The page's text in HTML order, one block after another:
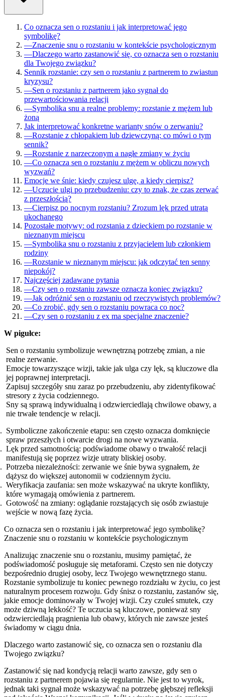
Co oznacza sen o rozstaniu i jak interpretować jego
symbolikę?
—Znaczenie snu o rozstaniu w kontekście psychologicznym
—Dlaczego warto zastanowić się, co oznacza sen o rozstaniu
dla Twojego związku?
Sennik rozstanie: czy sen o rozstaniu z partnerem to zwiastun
kryzysu?
—Sen o rozstaniu z partnerem jako sygnał do
przewartościowania relacji
—Symbolika snu a realne problemy: rozstanie z mężem lub
żoną
Jak interpretować konkretne warianty snów o zerwaniu?
—Rozstanie z chłopakiem lub dziewczyną: co mówi o tym
sennik?
—Rozstanie z narzeczonym a nagłe zmiany w życiu
—Co oznacza sen o rozstaniu z mężem w obliczu nowych
wyzwań?
Emocje we śnie: kiedy czujesz ulgę, a kiedy cierpisz?
—Uczucie ulgi po przebudzeniu: czy to znak, że czas zerwać
z przeszłością?
—Cierpisz po nocnym rozstaniu? Zrozum lęk przed utratą
ukochanego
Pozostałe motywy: od rozstania z dzieckiem po rozstanie w
nieznanym miejscu
—Symbolika snu o rozstaniu z przyjacielem lub członkiem
rodziny
—Rozstanie w nieznanym miejscu: jak odczytać ten senny
niepokój?
Najczęściej zadawane pytania
—Czy sen o rozstaniu zawsze oznacza koniec związku?
—Jak odróżnić sen o rozstaniu od rzeczywistych problemów?
—Co zrobić, gdy sen o rozstaniu powraca co noc?
—Czy sen o rozstaniu z ex ma specjalne znaczenie?
W pigułce:
Sen o rozstaniu symbolizuje wewnętrzną potrzebę zmian, a nie
realne zerwanie.
Emocje towarzyszące wizji, takie jak ulga czy lęk, są kluczowe dla
jej poprawnej interpretacji.
Zapisuj szczegóły snu zaraz po przebudzeniu, aby zidentyfikować
stresory z życia codziennego.
Sny są sprawą indywidualną i odzwierciedlają chwilowe obawy, a
nie trwałe tendencje w relacji.
Symboliczne zakończenie etapu: sen często oznacza domknięcie
spraw przeszłych i otwarcie drogi na nowe wyzwania.
Lęk przed samotnością: podświadome obawy o trwałość relacji
manifestują się poprzez wizje utraty bliskiej osoby.
Potrzeba niezależności: zerwanie we śnie bywa sygnałem, że
dążysz do większej autonomii w codziennym życiu.
Weryfikacja zaufania: sen może wskazywać na ukryte konflikty,
które wymagają omówienia z partnerem.
Gotowość na zmiany: oglądanie rozstających się osób zwiastuje
wejście w nową fazę życia.
Co oznacza sen o rozstaniu i jak interpretować jego symbolikę?
Znaczenie snu o rozstaniu w kontekście psychologicznym
Analizując znaczenie snu o rozstaniu, musimy pamiętać, że
podświadomość posługuje się metaforami. Często sen nie dotyczy
bezpośrednio drugiej osoby, lecz Twojego wewnętrznego stanu.
Rozstanie symbolizuje tu koniec pewnego rozdziału w życiu, co jest
naturalnym procesem rozwoju. Gdy śnisz o rozstaniu, zastanów się,
jakie emocje dominowały w Twojej wizji. Czy czułeś smutek, czy
może dziwną lekkość? Te uczucia są kluczowe, ponieważ sny
odzwierciedlają pragnienia lub obawy, których nie zawsze jesteś
świadomy w ciągu dnia.
Dlaczego warto zastanowić się, co oznacza sen o rozstaniu dla
Twojego związku?
Zastanowić się nad kondycją relacji warto zawsze, gdy sen o
rozstaniu z partnerem pojawia się regularnie. Nie jest to wyrok,
jednak taki sygnał może wskazywać na potrzebę głębszej refleksji